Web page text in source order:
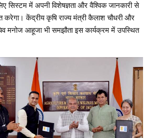
सिस्टम में अपनी विशेषज्ञता और वैश्विक जानकारी से
करेगा। केंद्रीय कृषि राज्य मंत्री कैलाश चौधरी और
मनोज आहूजा भी समझौता इस कार्यक्रम में उपस्थित